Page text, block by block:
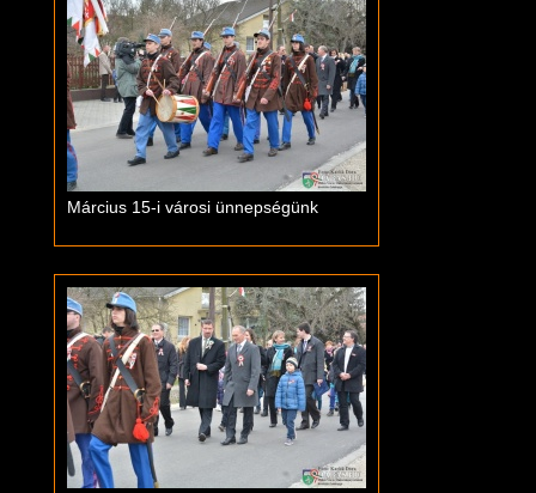
Március 15-i városi ünnepségünk